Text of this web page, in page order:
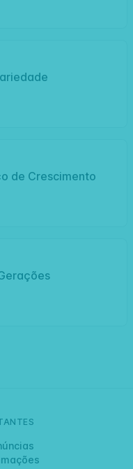
de Crescimento